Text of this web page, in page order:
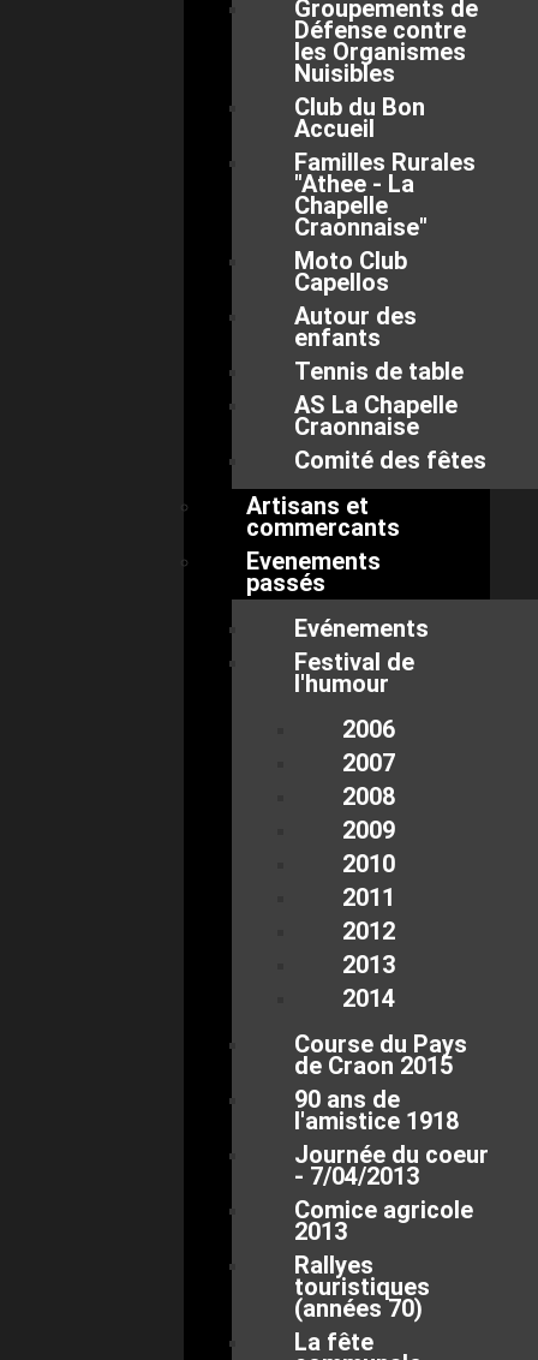
Groupements de
Défense contre
les Organismes
Nuisibles
Club du Bon
Accueil
Familles Rurales
"Athee - La
Chapelle
Craonnaise"
Moto Club
Capellos
Autour des
enfants
Tennis de table
AS La Chapelle
Craonnaise
Comité des fêtes
Artisans et
commercants
Evenements
passés
Evénements
Festival de
l'humour
2006
2007
2008
2009
2010
2011
2012
2013
2014
Course du Pays
de Craon 2015
90 ans de
l'amistice 1918
Journée du coeur
- 7/04/2013
Comice agricole
2013
Rallyes
touristiques
(années 70)
La fête